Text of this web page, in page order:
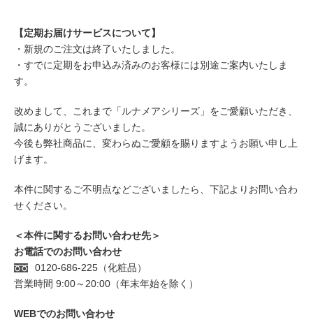
【定期お届けサービスについて】
・新規のご注文は終了いたしました。
・すでに定期をお申込み済みのお客様には別途ご案内いたしま
す。
改めまして、これまで「ルナメアシリーズ」をご愛顧いただき、
誠にありがとうございました。
今後も弊社商品に、変わらぬご愛顧を賜りますようお願い申し上
げます。
本件に関するご不明点などございましたら、下記よりお問い合わ
せください。
＜本件に関するお問い合わせ先＞
お電話でのお問い合わせ
0120-686-225（化粧品）
営業時間 9:00～20:00（年末年始を除く）
WEBでのお問い合わせ